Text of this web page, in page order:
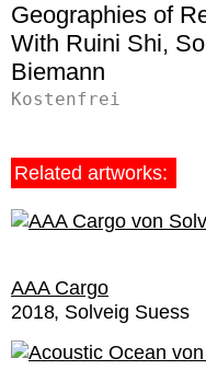
Geographies of
Ruini Shi
Biemann
Kostenfrei
Related artworks:
AAA Cargo
2018 Solveig Suess